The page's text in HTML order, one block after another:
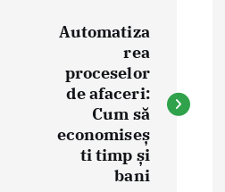
Automatiza
rea
proceselor
de afaceri:
Cum să
economiseș
ti timp și
bani